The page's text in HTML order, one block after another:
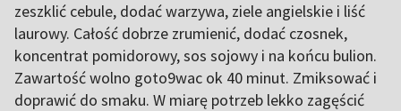
zeszklić cebule, dodać warzywa, ziele angielskie i liść
laurowy. Całość dobrze zrumienić, dodać czosnek,
koncentrat pomidorowy, sos sojowy i na końcu bulion.
Zawartość wolno goto9wac ok 40 minut. Zmiksować i
doprawić do smaku. W miarę potrzeb lekko zagęścić